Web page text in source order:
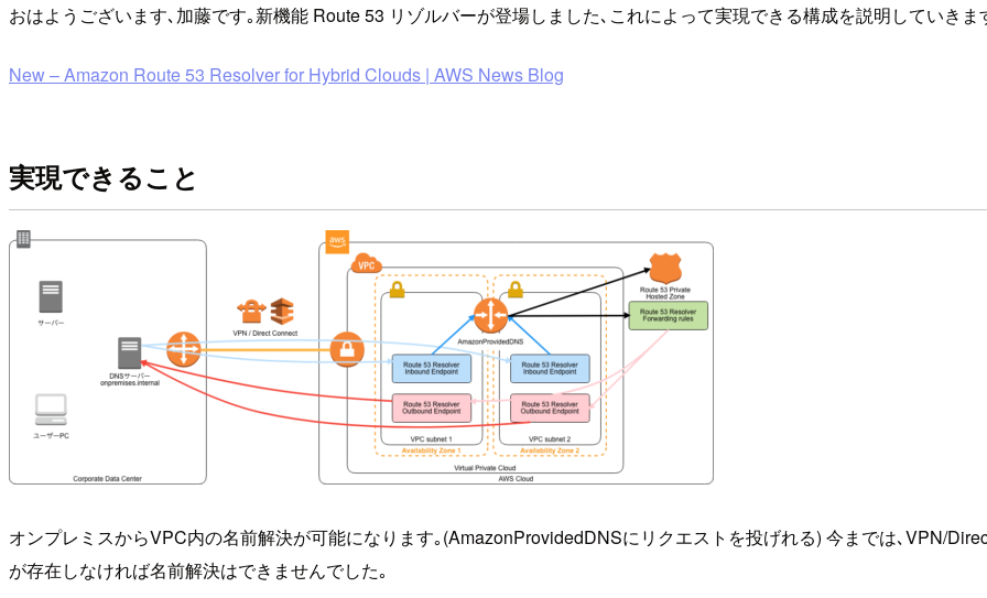
おはようございます､加藤です｡新機能 Route 53 リゾルバーが登場しました､これによって実現できる構成を説明していきま
New – Amazon Route 53 Resolver for Hybrid Clouds | AWS News Blog
実現できること
オンプレミスからVPC内の名前解決が可能になります｡(AmazonProvidedDNSにリクエストを投げれる) 今までは､VPN/
が存在しなければ名前解決はできませんでした｡